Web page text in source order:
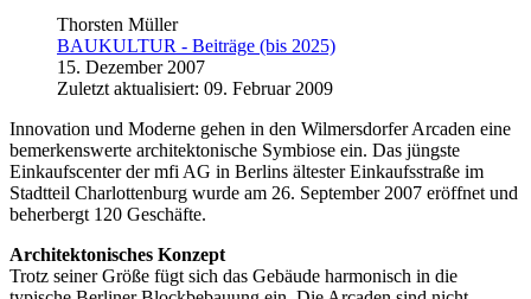
Thorsten Müller
BAUKULTUR - Beiträge (bis 2025)
15. Dezember 2007
Zuletzt aktualisiert: 09. Februar 2009
Innovation und Moderne gehen in den Wilmersdorfer Arcaden eine
bemerkenswerte architektonische Symbiose ein. Das jüngste
Einkaufscenter der mfi AG in Berlins ältester Einkaufsstraße im
Stadtteil Charlottenburg wurde am 26. September 2007 eröffnet und
beherbergt 120 Geschäfte.
Architektonisches Konzept
Trotz seiner Größe fügt sich das Gebäude harmonisch in die